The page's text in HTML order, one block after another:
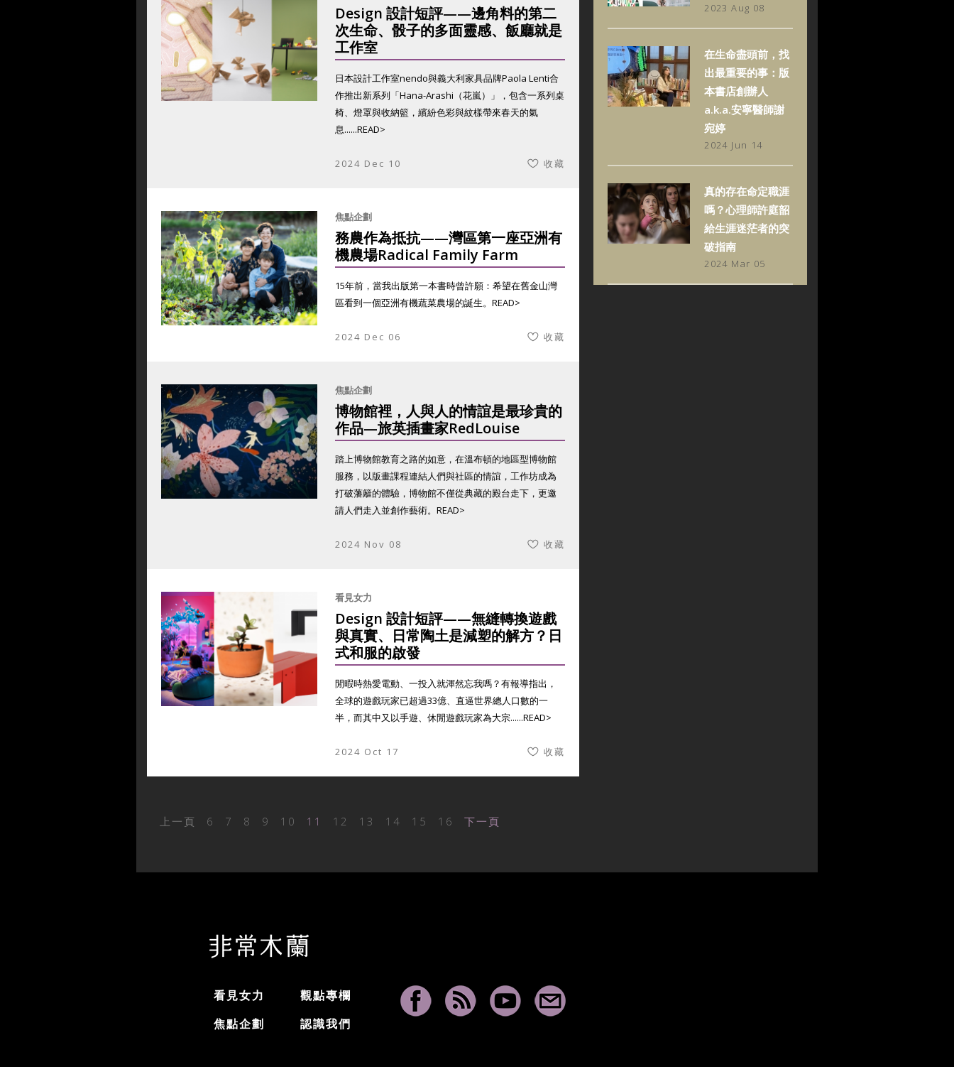
Design 設計短評——邊角料的第二
次生命、骰子的多面靈感、飯廳就是
工作室
日本設計工作室nendo與義大利家具品牌Paola Lenti合
作推出新系列「Hana-Arashi（花嵐）」，包含一系列桌
椅、燈罩與收納籃，繽紛色彩與紋樣帶來春天的氣
息......READ>
2024 Dec 10 收藏
焦點企劃
務農作為抵抗——灣區第一座亞洲有
機農場Radical Family Farm
15年前，當我出版第一本書時曾許願：希望在舊金山灣
區看到一個亞洲有機蔬菜農場的誕生。 READ>
2024 Dec 06 收藏
焦點企劃
博物館裡，人與人的情誼是最珍貴的
作品—旅英插畫家RedLouise
踏上博物館教育之路的如意，在溫布頓的地區型博物館
服務，以版畫課程連結人們與社區的情誼，工作坊成為
打破藩籬的體驗，博物館不僅從典藏的殿台走下，更邀
請人們走入並創作藝術。 READ>
2024 Nov 08 收藏
看見女力
Design 設計短評——無縫轉換遊戲
與真實、日常陶土是減塑的解方？日
式和服的啟發
閒暇時熱愛電動、一投入就渾然忘我嗎？有報導指出，
全球的遊戲玩家已超過33億、直逼世界總人口數的一
半，而其中又以手遊、休閒遊戲玩家為大宗......READ>
2024 Oct 17 收藏
上一頁 6 7 8 9 10 11 12 13 14 15 16 下一頁
2023 Aug 08
在生命盡頭前，找
出最重要的事：版
本書店創辦人
a.k.a.安寧醫師謝
宛婷
2024 Jun 14
真的存在命定職涯
嗎？心理師許庭韶
給生涯迷茫者的突
破指南
2024 Mar 05
看見女力
觀點專欄
焦點企劃
認識我們